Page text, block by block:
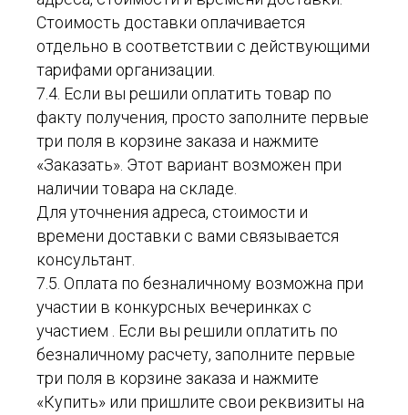
Стоимость доставки оплачивается
отдельно в соответствии с действующими
тарифами организации.
7.4. Если вы решили оплатить товар по
факту получения, просто заполните первые
три поля в корзине заказа и нажмите
«Заказать». Этот вариант возможен при
наличии товара на складе.
Для уточнения адреса, стоимости и
времени доставки с вами связывается
консультант.
7.5. Оплата по безналичному возможна при
участии в конкурсных вечеринках с
участием . Если вы решили оплатить по
безналичному расчету, заполните первые
три поля в корзине заказа и нажмите
«Купить» или пришлите свои реквизиты на